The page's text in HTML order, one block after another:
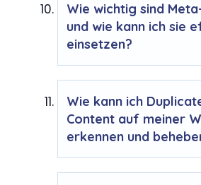
Wie wichtig sind
und wie kann ich sie
einsetzen?
Wie kann ich
Content auf meiner
erkennen und